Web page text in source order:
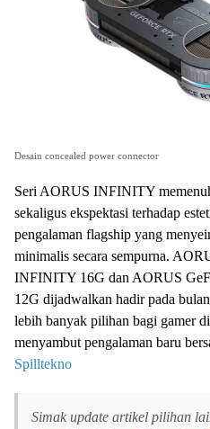
Desain concealed power connector
Seri AORUS INFINITY
sekaligus ekspektasi terhadap
pengalaman flagship yang
minimalis secara sempurna.
INFINITY 16G dan AORUS
12G dijadwalkan hadir pada
lebih banyak pilihan bagi gamer
menyambut pengalaman baru
Spilltekno
Simak update artikel pilihan